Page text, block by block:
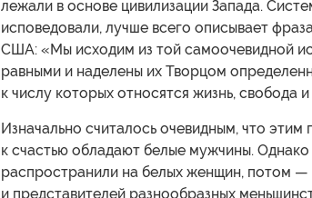
лежали в основе цивилизации Запада.
исповедовали, лучше всего описывает
США: «Мы исходим из той самоочевидной
равными и наделены их Творцом
к числу которых относятся жизнь, свобода
Изначально считалось очевидным, что
к счастью обладают белые мужчины. Однако
распространили на белых женщин, потом
и представителей разнообразных